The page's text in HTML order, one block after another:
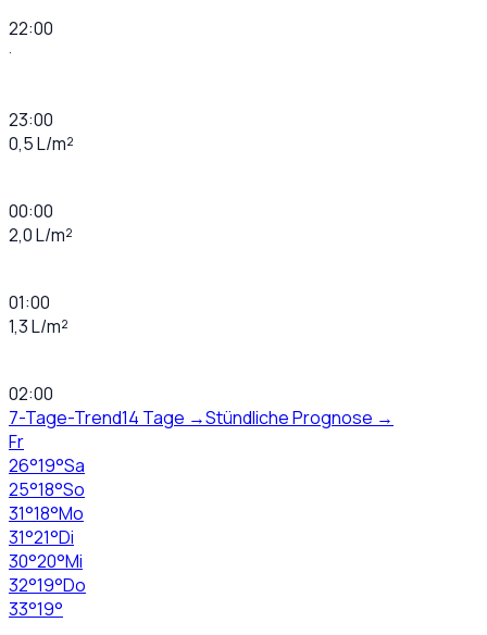
22:00
·
23:00
0,5 L/m²
00:00
2,0 L/m²
01:00
1,3 L/m²
02:00
7-Tage-Trend14 Tage →Stündliche Prognose →
Fr
26°19°Sa
25°18°So
31°18°Mo
31°21°Di
30°20°Mi
32°19°Do
33°19°